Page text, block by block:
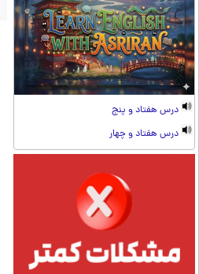
درس هفتاد و پنج
درس هفتاد و چهار